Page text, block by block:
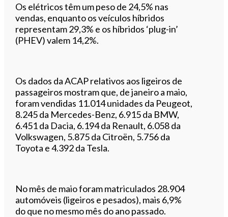
Os elétricos têm um peso de 24,5% nas
vendas, enquanto os veículos híbridos
representam 29,3% e os híbridos ‘plug-in’
(PHEV) valem 14,2%.
Os dados da ACAP relativos aos ligeiros de
passageiros mostram que, de janeiro a maio,
foram vendidas 11.014 unidades da Peugeot,
8.245 da Mercedes-Benz, 6.915 da BMW,
6.451 da Dacia, 6.194 da Renault, 6.058 da
Volkswagen, 5.875 da Citroën, 5.756 da
Toyota e 4.392 da Tesla.
No mês de maio foram matriculados 28.904
automóveis (ligeiros e pesados), mais 6,9%
do que no mesmo mês do ano passado.